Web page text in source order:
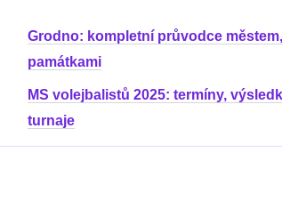
Grodno: kompletní průvodce
památkami
MS volejbalistů 2025: termíny,
turnaje